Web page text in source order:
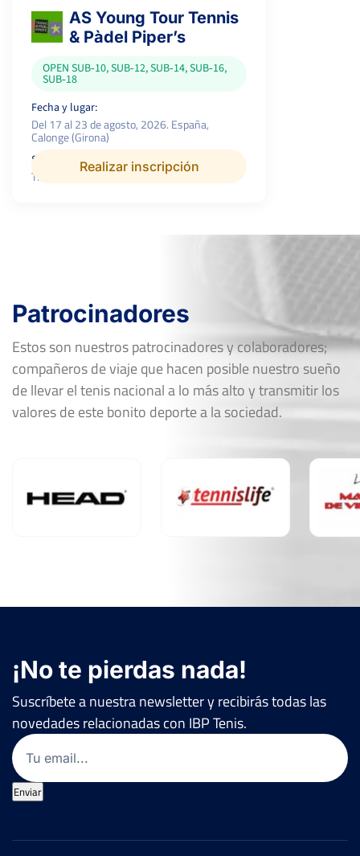
AS Young Tour Tennis
& Pàdel Piper’s
OPEN SUB‑10, SUB‑12, SUB‑14, SUB‑16,
SUB‑18
Fecha y lugar:
Del 17 al 23 de agosto, 2026. España,
Calonge (Girona)
Superficie:
Tierra
Realizar inscripción
Patrocinadores
Estos son nuestros patrocinadores y colaboradores;
compañeros de viaje que hacen posible nuestro sueño
de llevar el tenis nacional a lo más alto y transmitir los
valores de este bonito deporte a la sociedad.
¡No te pierdas nada!
Suscríbete a nuestra newsletter y recibirás todas las
novedades relacionadas con IBP Tenis.
Email
Enviar